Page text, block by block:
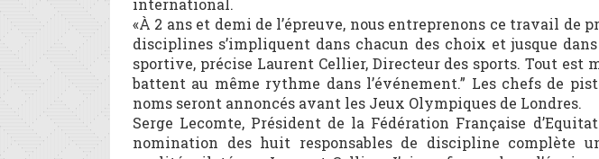
international.
«À 2 ans et demi de l’épreuve, nous entreprenons ce travail de
disciplines s’impliquent dans chacun des choix et jusque
sportive, précise Laurent Cellier, Directeur des sports. Tout est
battent au même rythme dans l’événement.” Les chefs de
noms seront annoncés avant les Jeux Olympiques de Londres.
Serge Lecomte, Président de la Fédération Française
nomination des huit responsables de discipline complète